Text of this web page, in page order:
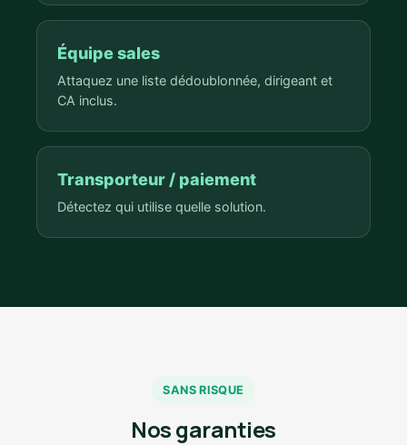
Équipe sales
Attaquez une liste dédoublonnée, dirigeant et
CA inclus.
Transporteur / paiement
Détectez qui utilise quelle solution.
SANS RISQUE
Nos garanties